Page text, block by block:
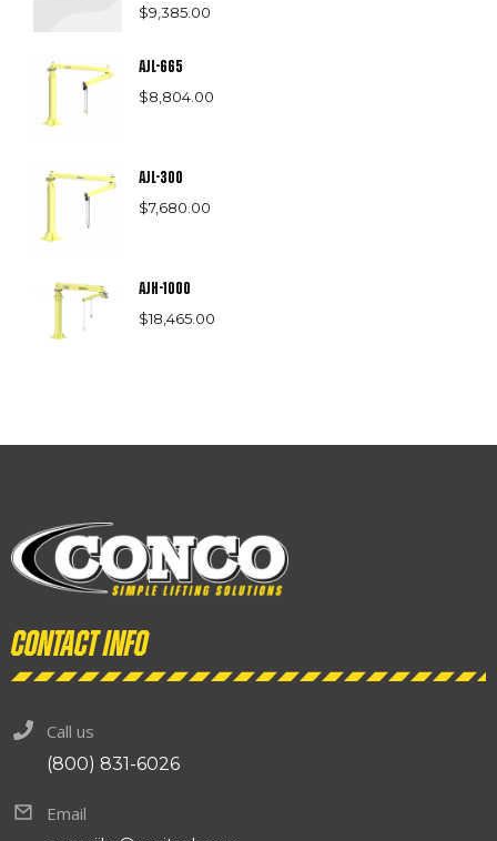
$9,385.00
AJL-665
$8,804.00
AJL-300
$7,680.00
AJH-1000
$18,465.00
Contact info
Call us
(800) 831-6026
Email